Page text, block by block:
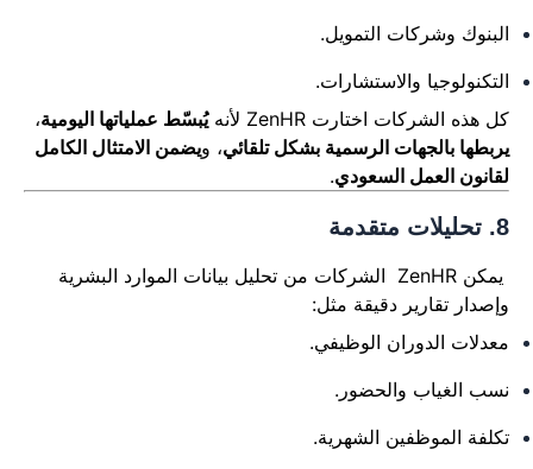
البنوك وشركات التمويل.
التكنولوجيا والاستشارات.
كل هذه الشركات اختارت ZenHR لأنه
يُبسّط عملياتها اليومية،
يربطها بالجهات الرسمية بشكل تلقائي، ويضمن الامتثال الكامل
لقانون العمل السعودي.
8. تحليلات متقدمة
يمكن ZenHR الشركات من تحليل بيانات الموارد البشرية
وإصدار تقارير دقيقة مثل:
معدلات الدوران الوظيفي.
نسب الغياب والحضور.
تكلفة الموظفين الشهرية.